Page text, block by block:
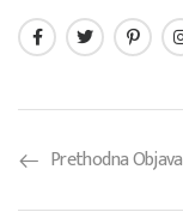
Prethodna Objava